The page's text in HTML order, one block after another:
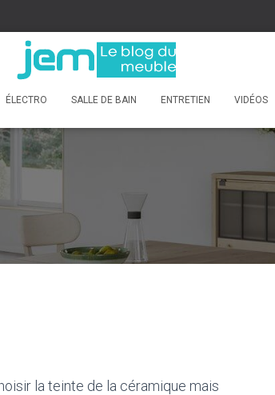
ÉLECTRO SALLE DE BAIN ENTRETIEN VIDÉOS
la teinte de la céramique mais